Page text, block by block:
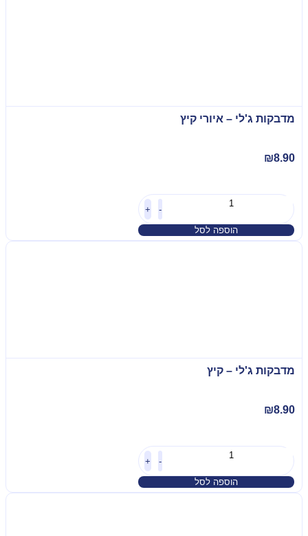
מדבקות ג'לי – איורי קיץ
₪8.90
+
הוספה לסל
מדבקות ג'לי – קיץ
₪8.90
+
הוספה לסל